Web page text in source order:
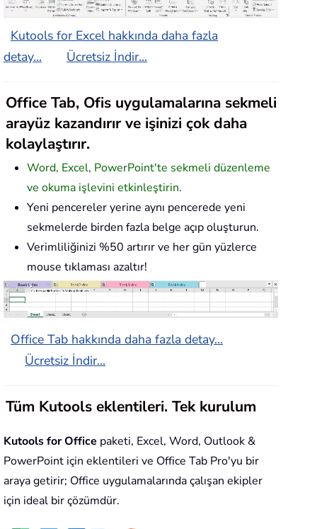
Kutools for Excel hakkında daha fazla
detay...
Ücretsiz İndir...
Office Tab, Ofis uygulamalarına sekmeli
arayüz kazandırır ve işinizi çok daha
kolaylaştırır.
Word, Excel, PowerPoint'te sekmeli düzenleme
ve okuma işlevini etkinleştirin.
Yeni pencereler yerine aynı pencerede yeni
sekmelerde birden fazla belge açıp oluşturun.
Verimliliğinizi %50 artırır ve her gün yüzlerce
mouse tıklaması azaltır!
Office Tab hakkında daha fazla detay...
Ücretsiz İndir...
Tüm Kutools eklentileri. Tek kurulum
Kutools for Office paketi, Excel, Word, Outlook &
PowerPoint için eklentileri ve Office Tab Pro'yu bir
araya getirir; Office uygulamalarında çalışan ekipler
için ideal bir çözümdür.